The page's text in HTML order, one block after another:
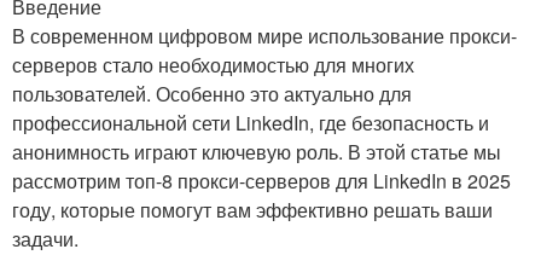
Введение
В современном цифровом мире использование прокси-
серверов стало необходимостью для многих
пользователей. Особенно это актуально для
профессиональной сети LinkedIn, где безопасность и
анонимность играют ключевую роль. В этой статье мы
рассмотрим топ-8 прокси-серверов для LinkedIn в 2025
году, которые помогут вам эффективно решать ваши
задачи.